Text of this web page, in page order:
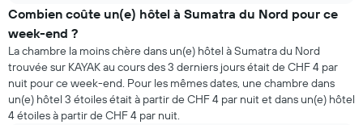
1
axe
Y
indiquent
le
prix
moyen
moyen
d'une
chambre
pour
ce
soir,
calculé
sur
Combien coûte un(e) hôtel à Sumatra du Nord pour ce
week-end ?
La chambre la moins chère dans un(e) hôtel à Sumatra du Nord
trouvée sur KAYAK au cours des 3 derniers jours était de CHF 4 par
nuit pour ce week-end. Pour les mêmes dates, une chambre dans
un(e) hôtel 3 étoiles était à partir de CHF 4 par nuit et dans un(e) hôtel
4 étoiles à partir de CHF 4 par nuit.